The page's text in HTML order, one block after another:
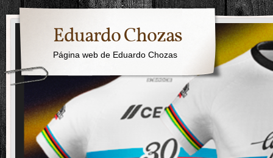
Eduardo Chozas
Página web de Eduardo Chozas